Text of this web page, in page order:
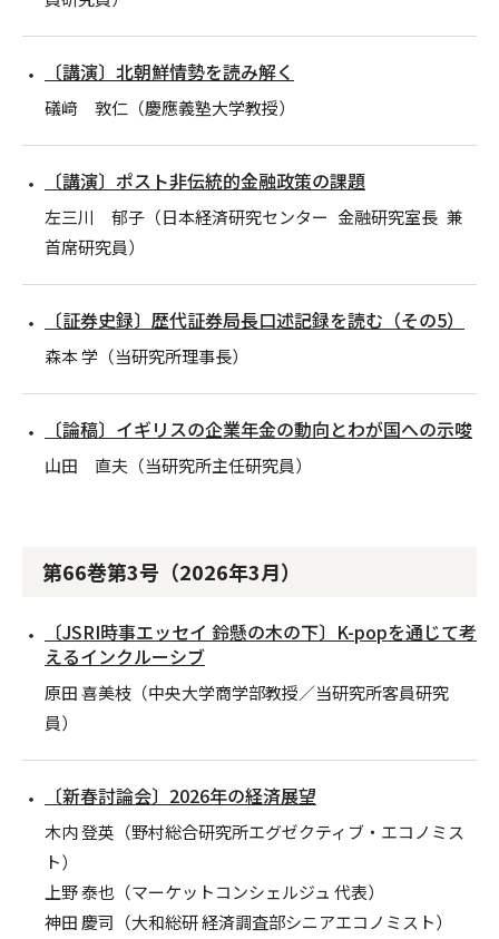
〔講演〕北朝鮮情勢を読み解く
礒﨑 敦仁（慶應義塾大学教授）
〔講演〕ポスト非伝統的金融政策の課題
左三川 郁子（日本経済研究センター 金融研究室長 兼
首席研究員）
〔証券史録〕歴代証券局長口述記録を読む（その5）
森本 学（当研究所理事長）
〔論稿〕イギリスの企業年金の動向とわが国への示唆
山田 直夫（当研究所主任研究員）
第66巻第3号（2026年3月）
〔JSRI時事エッセイ 鈴懸の木の下〕K-popを通じて考
えるインクルーシブ
原田 喜美枝（中央大学商学部教授／当研究所客員研究
員）
〔新春討論会〕2026年の経済展望
木内 登英（野村総合研究所エグゼクティブ・エコノミス
ト）
上野 泰也（マーケットコンシェルジュ 代表）
神田 慶司（大和総研 経済調査部シニアエコノミスト）